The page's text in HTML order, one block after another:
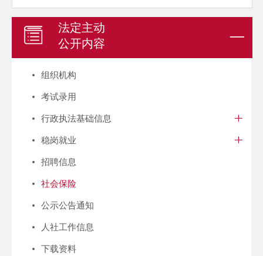
法定主动
公开内容
组织机构
考试录用
行政执法基础信息
稳岗就业
招聘信息
社会保险
公示公告通知
人社工作信息
下载资料